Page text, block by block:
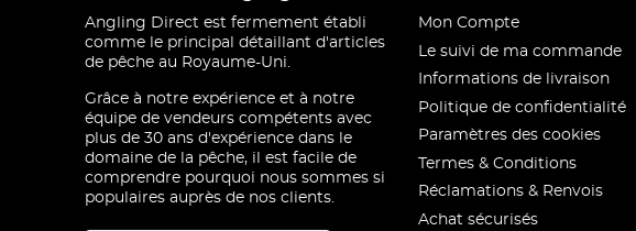
Angling Direct est fermement établi
comme le principal détaillant d'articles
de pêche au Royaume-Uni.
Grâce à notre expérience et à notre
équipe de vendeurs compétents avec
plus de 30 ans d'expérience dans le
domaine de la pêche, il est facile de
comprendre pourquoi nous sommes si
populaires auprès de nos clients.
Mon Compte
Le suivi de ma commande
Informations de livraison
Politique de confidentialité
Paramètres des cookies
Termes & Conditions
Réclamations & Renvois
Achat sécurisés